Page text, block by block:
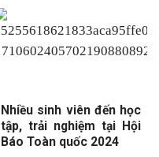
Nhiều sinh viên đến học
tập, trải nghiệm tại Hội
Báo Toàn quốc 2024